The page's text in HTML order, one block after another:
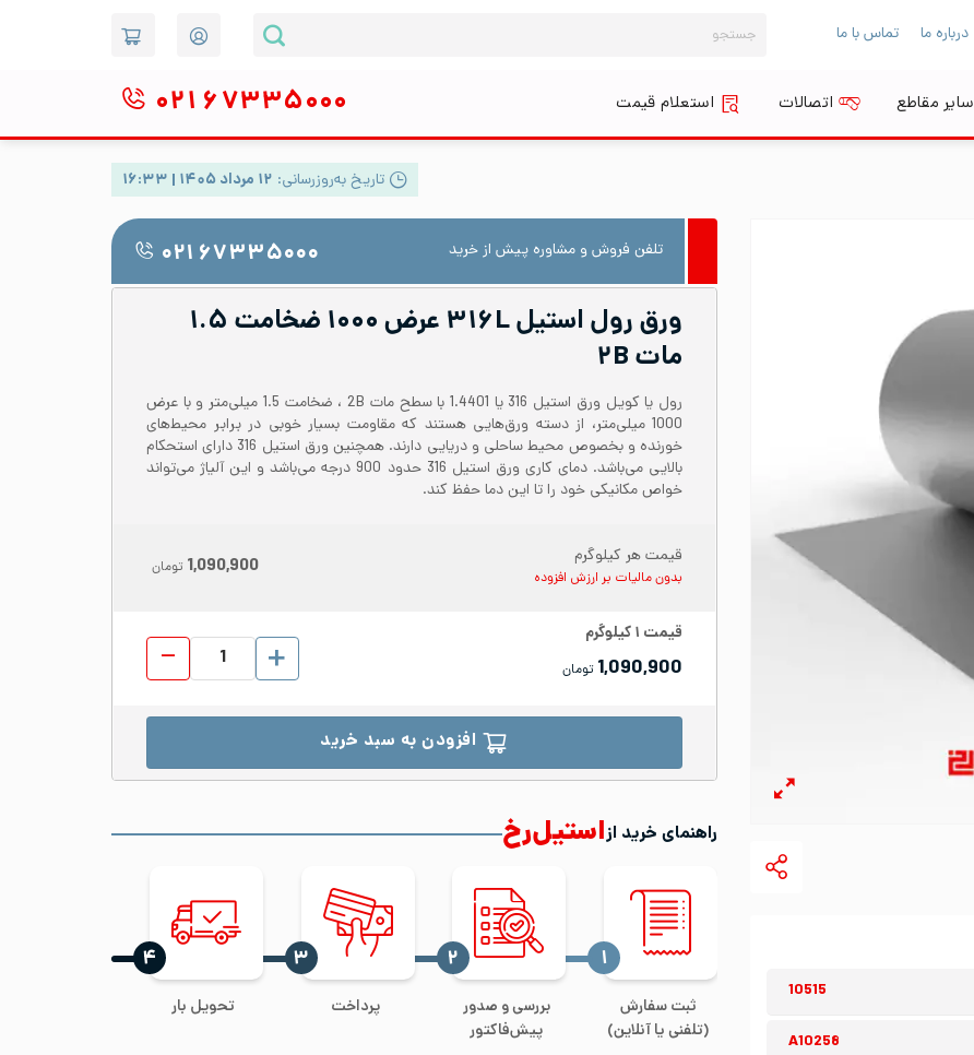
درباره ما تماس با ما
برای:
سایر مقاطع اتصالات استعلام قیمت ۰۲۱ ۶۷۳۳۵۰۰۰
تاریخ به‌روزرسانی: ۱۲ مرداد ۱۴۰۵ | ۱۶:۳۳
10515
A10258
تلفن فروش و مشاوره پیش از خرید ۰۲۱ ۶۷۳۳۵۰۰۰
ورق رول استیل ۳۱۶L عرض ۱۰۰۰ ضخامت ۱.۵
مات ۲B
رول یا کویل ورق استیل 316 یا 1.4401 با سطح مات 2B ، ضخامت 1.5 میلی‌متر و با عرض
1000 میلی‌متر، از دسته ورق‌هایی هستند که مقاومت بسیار خوبی در برابر محیط‌های
خورنده و بخصوص محیط ساحلی و دریایی دارند. همچنین ورق استیل 316 دارای استحکام
بالایی می‌باشد. دمای کاری ورق استیل 316 حدود 900 درجه می‌باشد و این آلیاژ می‌تواند
خواص مکانیکی خود را تا این دما حفظ کند.
قیمت هر کیلوگرم
بدون مالیات بر ارزش افزوده 1,090,900 تومان
قیمت ۱کیلوگرم
1,090,900 تومان
ورق رول استیل 316L عرض 1000 ضخامت 1.5 مات 2B عدد
افزودن به سبد خرید
راهنمای خرید ازاستیل‌رخ
ثبت سفارش
(تلفنی یا آنلاین)
‍۱
بررسی و صدور
پیش‌فاکتور
‍۲
پرداخت
‍۳
تحویل بار
‍۴